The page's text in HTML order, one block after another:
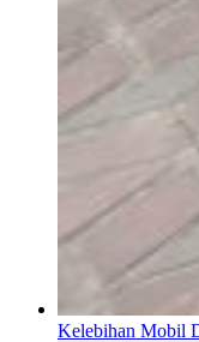
Kelebihan Mobil